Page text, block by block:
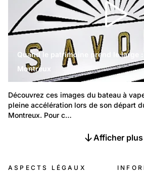
Quand le patrimoine prend le large
Montreux
Découvrez ces images du bateau à
pleine accélération lors de son départ
Montreux. Pour c…
Afficher plus
ASPECTS LÉGAUX